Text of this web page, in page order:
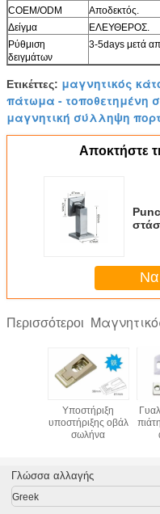
COEM/ODM
Αποδεκτός.
Δείγμα
ΕΛΕΥΘΕΡΟΣ.
Ρύθμιση
δειγμάτων
3-5days μετά
Ετικέττες: μαγνητικός
πάτωμα - τοποθετημένη
μαγνητική σύλληψη
Αποκτήστε
Να
Περισσότεροι
Υποστήριξη
υποστήριξης οβάλ
σωλήνα
Γλώσσα αλλαγής
Greek